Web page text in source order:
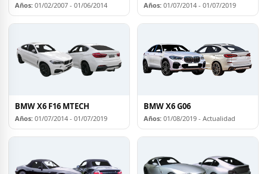
Años: 01/02/2007 - 01/06/2014 Años: 01/07/2014 - 01/07/2019
BMW X6 F16 MTECH
Años: 01/07/2014 - 01/07/2019
BMW X6 G06
Años: 01/08/2019 - Actualidad